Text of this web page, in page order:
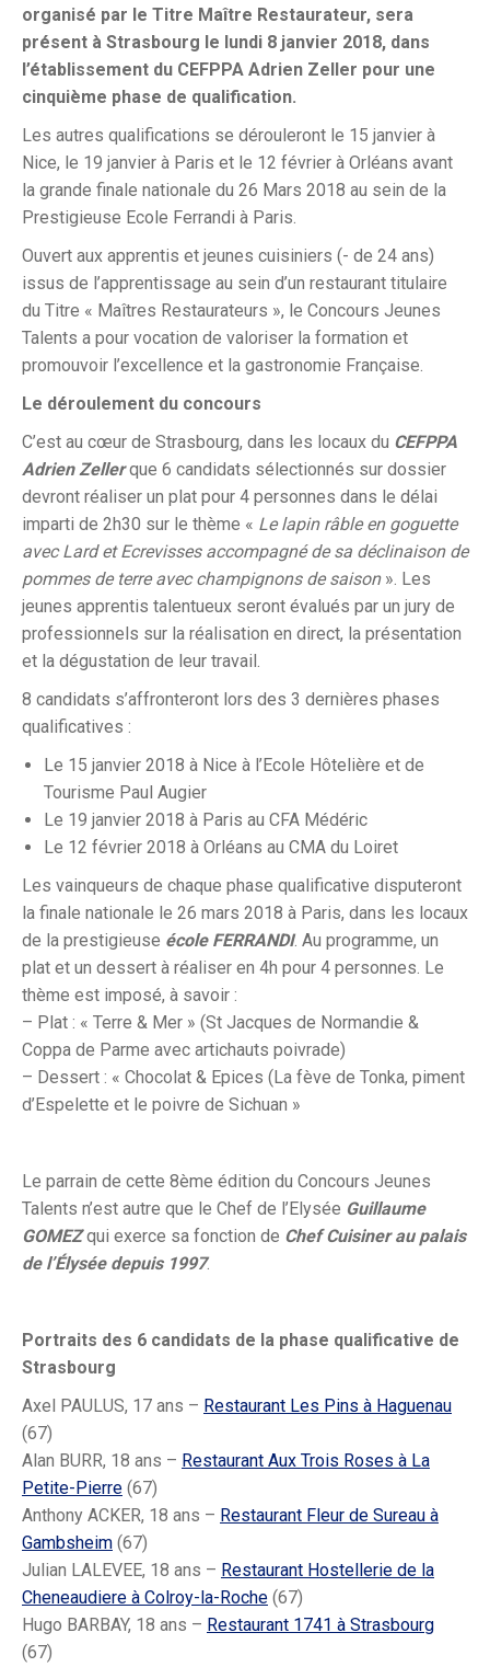
organisé par le Titre Maître Restaurateur, sera
présent à Strasbourg le lundi 8 janvier 2018, dans
l’établissement du CEFPPA Adrien Zeller pour une
cinquième phase de qualification.
Les autres qualifications se dérouleront le 15 janvier à
Nice, le 19 janvier à Paris et le 12 février à Orléans avant
la grande finale nationale du 26 Mars 2018 au sein de la
Prestigieuse Ecole Ferrandi à Paris.
Ouvert aux apprentis et jeunes cuisiniers (- de 24 ans)
issus de l’apprentissage au sein d’un restaurant titulaire
du Titre « Maîtres Restaurateurs », le Concours Jeunes
Talents a pour vocation de valoriser la formation et
promouvoir l’excellence et la gastronomie Française.
Le déroulement du concours
C’est au cœur de Strasbourg, dans les locaux du CEFPPA
Adrien Zellerque 6 candidats sélectionnés sur dossier
devront réaliser un plat pour 4 personnes dans le délai
imparti de 2h30 sur le thème « Le lapin râble en goguette
avec Lard et Ecrevisses accompagné de sa déclinaison de
pommes de terre avec champignons de saison». Les
jeunes apprentis talentueux seront évalués par un jury de
professionnels sur la réalisation en direct, la présentation
et la dégustation de leur travail.
8 candidats s’affronteront lors des 3 dernières phases
qualificatives :
Le 15 janvier 2018 à Nice à l’Ecole Hôtelière et de
Tourisme Paul Augier
Le 19 janvier 2018 à Paris au CFA Médéric
Le 12 février 2018 à Orléans au CMA du Loiret
Les vainqueurs de chaque phase qualificative disputeront
la finale nationale le 26 mars 2018 à Paris, dans les locaux
de la prestigieuse école FERRANDI. Au programme, un
plat et un dessert à réaliser en 4h pour 4 personnes. Le
thème est imposé, à savoir :
– Plat : « Terre & Mer » (St Jacques de Normandie &
Coppa de Parme avec artichauts poivrade)
– Dessert : « Chocolat & Epices (La fève de Tonka, piment
d’Espelette et le poivre de Sichuan »
Le parrain de cette 8ème édition du Concours Jeunes
Talents n’est autre que le Chef de l’Elysée Guillaume
GOMEZqui exerce sa fonction de Chef Cuisiner au palais
de l’Élysée depuis 1997.
Portraits des 6 candidats de la phase qualificative de
Strasbourg
Axel PAULUS, 17 ans – Restaurant Les Pins à Haguenau
(67)
Alan BURR, 18 ans – Restaurant Aux Trois Roses à La
Petite-Pierre (67)
Anthony ACKER, 18 ans – Restaurant Fleur de Sureau à
Gambsheim (67)
Julian LALEVEE, 18 ans – Restaurant Hostellerie de la
Cheneaudiere à Colroy-la-Roche (67)
Hugo BARBAY, 18 ans – Restaurant 1741 à Strasbourg
(67)